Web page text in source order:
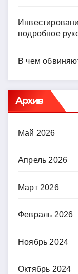
подробное
В чем
Архив
Май 2026
Апрель 2026
Март 2026
Февраль 2026
Ноябрь 2024
Октябрь 2024